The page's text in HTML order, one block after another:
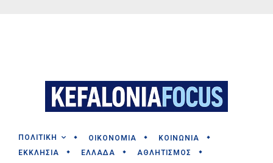
ΠΟΛΙΤΙΚΗ ΟΙΚΟΝΟΜΙΑ
ΚΟΙΝΩΝΙΑ
ΕΚΚΛΗΣΙΑ
ΕΛΛΑΔΑ
ΑΘΛΗΤΙΣΜΟΣ